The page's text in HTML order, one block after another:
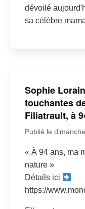
dévoilé
sa célèbre
Sophie
touchantes
Filiatrault, à
Publié le
« À 94 ans, ma
nature »
Détails ici
https://